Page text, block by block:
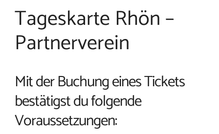
Tageskarte Rhön –
Partnerverein
Mit der Buchung eines Tickets
bestätigst du folgende
Voraussetzungen: